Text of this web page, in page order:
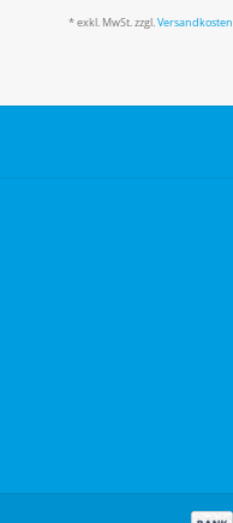
* exkl. MwSt. zzgl. Versandkosten